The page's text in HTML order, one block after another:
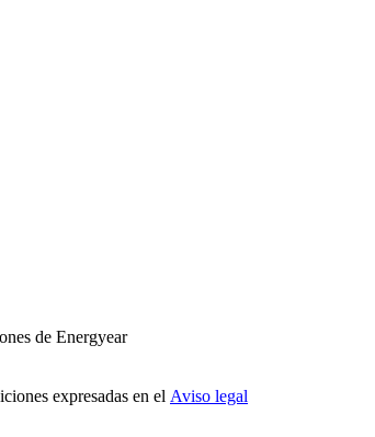
de Energyear
expresadas en el Aviso legal